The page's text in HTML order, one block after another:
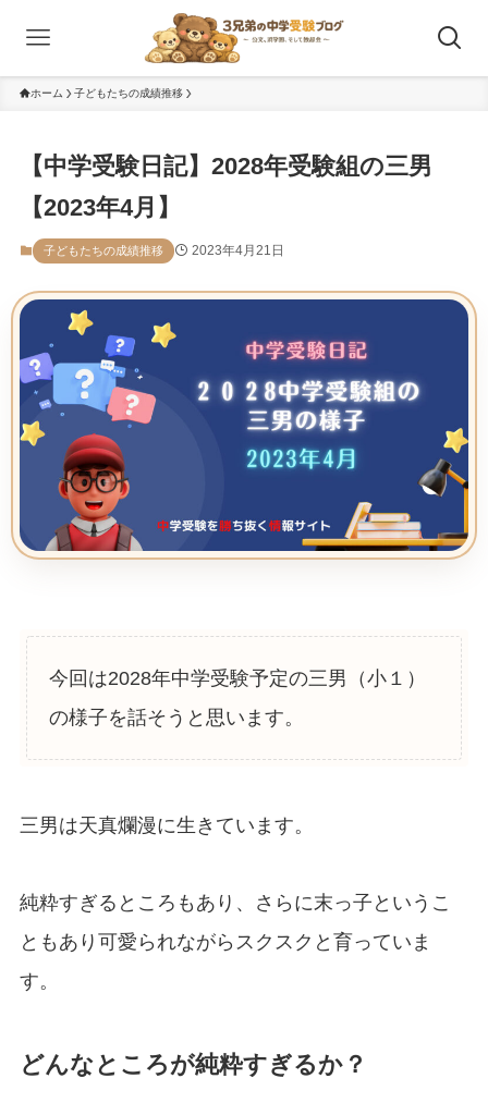
ホーム 子どもたちの成績推移
【中学受験日記】2028年受験組の三男
【2023年4月】
子どもたちの成績推移 2023年4月21日
今回は2028年中学受験予定の三男（小１）
の様子を話そうと思います。
三男は天真爛漫に生きています。
純粋すぎるところもあり、さらに末っ子というこ
ともあり可愛られながらスクスクと育っていま
す。
どんなところが純粋すぎるか？